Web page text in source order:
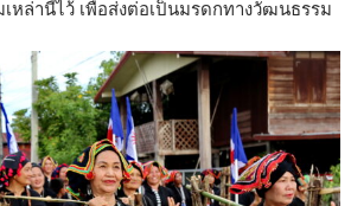
หล่านี้ไว้ เพื่อส่งต่อเป็นมรดกทางวัฒนธรรม